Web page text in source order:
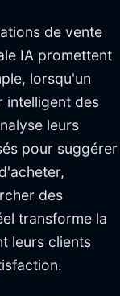
de vente
IA promettent
lorsqu'un
intelligent des
leurs
pour suggérer
des
transforme la
leurs clients